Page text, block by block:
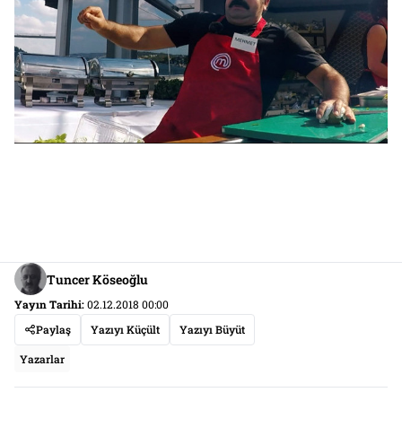
Tuncer Köseoğlu
Yayın Tarihi:02.12.2018 00:00
Paylaş
Yazıyı Küçült Yazıyı Büyüt
Yazarlar